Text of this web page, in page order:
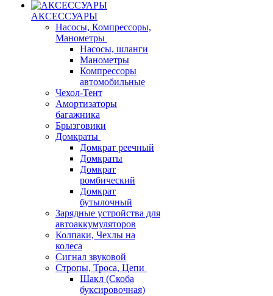
АКСЕССУАРЫ
Насосы, Компрессоры,
Манометры
Насосы, шланги
Манометры
Компрессоры
автомобильные
Чехол-Тент
Амортизаторы
багажника
Брызговики
Домкраты
Домкрат реечный
Домкраты
Домкрат
ромбический
Домкрат
бутылочный
Зарядные устройства для
автоаккумуляторов
Колпаки, Чехлы на
колеса
Сигнал звуковой
Стропы, Троса, Цепи
Шакл (Скоба
буксировочная)